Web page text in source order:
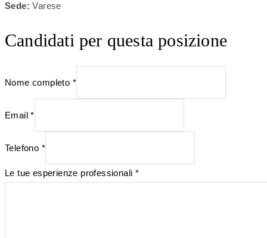
Sede:Varese
Candidati per questa posizione
Nome completo *
Email*
Telefono *
Le tue esperienze professionali *